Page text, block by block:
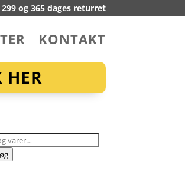
og 365 dages returret
KONTAKT
HER